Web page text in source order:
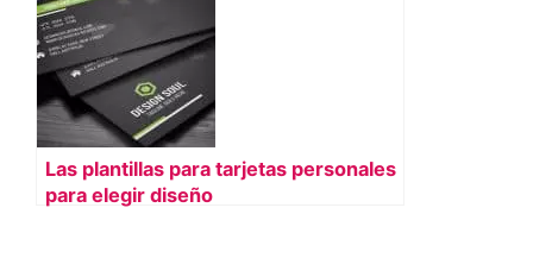
Las plantillas para tarjetas personales
para elegir diseño